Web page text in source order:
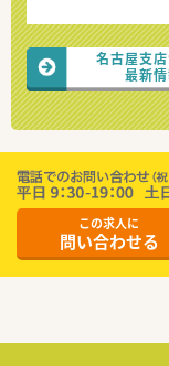
名古屋支
最新
この求人に
問い合わせる